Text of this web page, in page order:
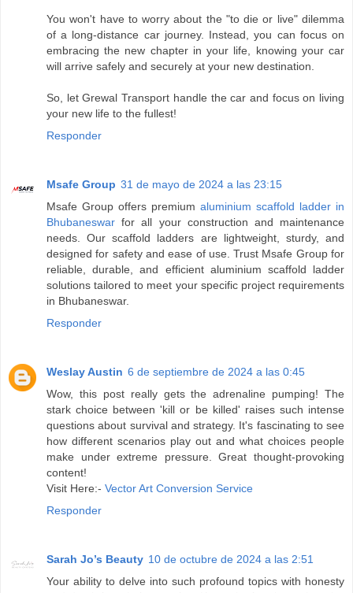
You won't have to worry about the "to die or live" dilemma
of a long-distance car journey. Instead, you can focus on
embracing the new chapter in your life, knowing your car
will arrive safely and securely at your new destination.
So, let Grewal Transport handle the car and focus on living
your new life to the fullest!
Responder
Msafe Group 31 de mayo de 2024 a las 23:15
Msafe Group offers premium aluminium scaffold ladder in
Bhubaneswar for all your construction and maintenance
needs. Our scaffold ladders are lightweight, sturdy, and
designed for safety and ease of use. Trust Msafe Group for
reliable, durable, and efficient aluminium scaffold ladder
solutions tailored to meet your specific project requirements
in Bhubaneswar.
Responder
Weslay Austin 6 de septiembre de 2024 a las 0:45
Wow, this post really gets the adrenaline pumping! The
stark choice between 'kill or be killed' raises such intense
questions about survival and strategy. It's fascinating to see
how different scenarios play out and what choices people
make under extreme pressure. Great thought-provoking
content!
Visit Here:- Vector Art Conversion Service
Responder
Sarah Jo’s Beauty 10 de octubre de 2024 a las 2:51
Your ability to delve into such profound topics with honesty